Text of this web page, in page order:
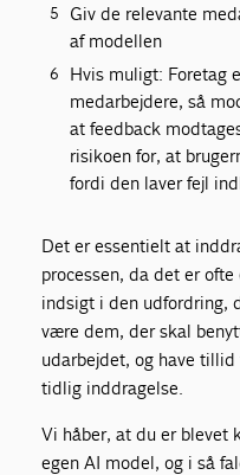
Giv de relevante
af modellen
Hvis muligt: Foretag
medarbejdere, så
at feedback
risikoen for, at
fordi den laver fejl
Det er essentielt at
processen, da det er
indsigt i den udfordring,
være dem, der skal
udarbejdet, og have
tidlig inddragelse.
Vi håber, at du er blevet
egen AI model, og i så